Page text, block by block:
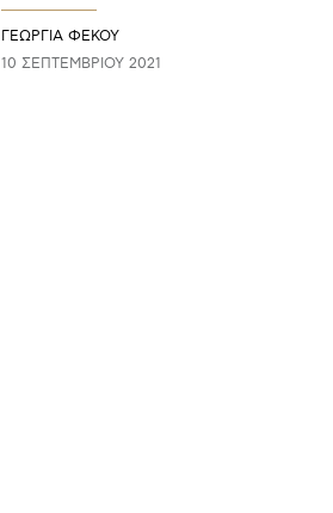
ΓΕΩΡΓΙΑ ΦΕΚΟΥ
10 ΣΕΠΤΕΜΒΡΊΟΥ 2021